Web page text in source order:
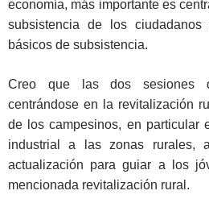
economía, más importante es
subsistencia de los
básicos de subsistencia.
Creo que las dos sesiones
centrándose en la revitalización
de los campesinos, en particular
industrial a las zonas rurales,
actualización para guiar a los
mencionada revitalización rural.